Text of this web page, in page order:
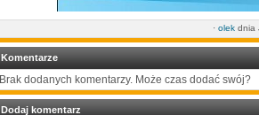
· olekdnia
Komentarze
Brak dodanych komentarzy. Może czas dodać swój?
Dodaj komentarz